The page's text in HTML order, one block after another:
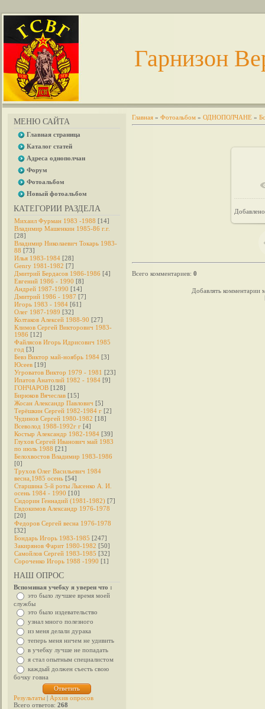
Гарнизон
МЕНЮ САЙТА
Главная страница
Каталог статей
Адреса однополчан
Форум
Фотоальбом
Новый фотоальбом
КАТЕГОРИИ РАЗДЕЛА
Михаил Фурман 1983 -1988 [14]
Владимир Машенкин 1985-86 г.г.
[28]
Владимир Николаевич Токарь 1983-
88 [73]
Илья 1983-1984 [28]
Genry 1981-1982 [7]
Дмитрий Бердасов 1986-1986 [4]
Евгений 1986 - 1990 [8]
Андрей 1987-1990 [14]
Дмитрий 1986 - 1987 [7]
Игорь 1983 - 1984 [61]
Олег 1987-1989 [32]
Колтаков Алексей 1988-90 [27]
Климов Сергей Викторович 1983-
1986 [12]
Файлясов Игорь Идрисович 1985
год [3]
Бевз Виктор май-ноябрь 1984 [3]
Юсеев [19]
Угроватов Виктор 1979 - 1981 [23]
Ипатов Анатолий 1982 - 1984 [9]
ГОНЧАРОВ [128]
Бирюков Вячеслав [15]
Жосан Александр Павлович [5]
Терёшкин Сергей 1982-1984 г [2]
Чудинов Сергей 1980-1982 [18]
Всеволод 1988-1992г г [4]
Костыр Александр 1982-1984 [39]
Глухов Сергей Иванович май 1983
по июль 1988 [21]
Белохвостов Владимир 1983-1986
[0]
Трухов Олег Васильевич 1984
весна,1985 осень [54]
Старшина 5-й роты Лысенко А. И.
осень 1984 - 1990 [10]
Сидорин Геннадий (1981-1982) [7]
Евдокимов Александр 1976-1978
[20]
Федоров Cергей весна 1976-1978
[32]
Бондарь Игорь 1983-1985 [247]
Закирянов Фарит 1980-1982 [50]
Самойлов Сергей 1983-1985 [32]
Сороченко Игорь 1988 -1990 [1]
НАШ ОПРОС
Вспоминая учебку я уверен что :
это было лучшее время моей
службы
это было издевательство
узнал много полезного
из меня делали дурака
теперь меня ничем не удивить
в учебку лучше не попадать
я стал опытным специалистом
каждый должен съесть свою
бочку говна
Результаты | Архив опросов
Всего ответов: 268
Главная » Фотоальбом » ОДНОПОЛЧАНЕ »
Добавлено
Всего комментариев: 0
Добавлять комментарии